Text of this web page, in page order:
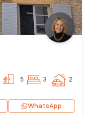
5 3 2
WhatsApp